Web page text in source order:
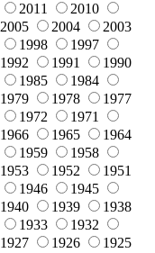
2011
2010
2005 2004
2003
1998
1997
1992 1991
1990
1985
1984
1979 1978
1977
1972
1971
1966 1965
1964
1959
1958
1953 1952
1951
1946
1945
1940 1939
1938
1933
1932
1927 1926
1925